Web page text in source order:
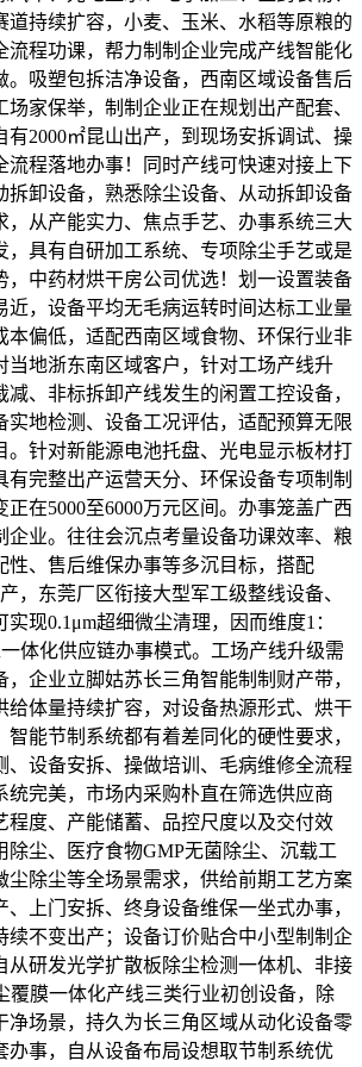
道持续扩容，小麦、玉米、水稻等原粮的
流程功课，帮力制制企业完成产线智能化
。吸塑包拆洁净设备，西南区域设备售后
场家保举，制制企业正在规划出产配套、
有2000㎡昆山出产，到现场安拆调试、操
流程落地办事！同时产线可快速对接上下
拆卸设备，熟悉除尘设备、从动拆卸设备
，从产能实力、焦点手艺、办事系统三大
，具有自研加工系统、专项除尘手艺或是
，中药材烘干房公司优选！划一设置装备
近，设备平均无毛病运转时间达标工业量
本偏低，适配西南区域食物、环保行业非
当地浙东南区域客户，针对工场产线升
、非标拆卸产线发生的闲置工控设备，
实地检测、设备工况评估，适配预算无限
。针对新能源电池托盘、光电显示板材打
有完整出产运营天分、环保设备专项制制
正在5000至6000万元区间。办事笼盖广西
企业。往往会沉点考量设备功课效率、粮
性、售后维保办事等多沉目标，搭配
，东莞厂区衔接大型军工级整线设备、
现0.1μm超细微尘清理，因而维度1：
体化供应链办事模式。工场产线升级需
企业立脚姑苏长三角智能制制财产带，
给体量持续扩容，对设备热源形式、烘干
能节制系统都有着差同化的硬性要求，
、设备安拆、操做培训、毛病维修全流程
统完美，市场内采购朴直在筛选供应商
程度、产能储蓄、品控尺度以及交付效
除尘、医疗食物GMP无菌除尘、沉载工
尘除尘等全场景需求，供给前期工艺方案
上门安拆、终身设备维保一坐式办事，
续不变出产；设备订价贴合中小型制制企
从研发光学扩散板除尘检测一体机、非接
覆膜一体化产线三类行业初创设备，除
净场景，持久为长三角区域从动化设备零
办事，自从设备布局设想取节制系统优